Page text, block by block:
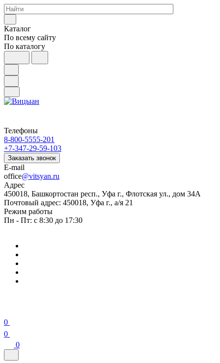
Каталог
По всему сайту
По каталогу
Телефоны
8-800-5555-201
+7-347-29-59-103
Заказать звонок
E-mail
office@vitsyan.ru
Адрес
450018, Башкортостан респ., Уфа г., Флотская ул., дом 34А
Почтовый адрес: 450018, Уфа г., а/я 21
Режим работы
Пн - Пт: с 8:30 до 17:30
0
0
0